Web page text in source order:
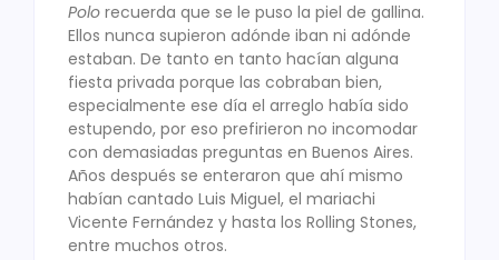
Polo recuerda que se le puso la piel de gallina.
Ellos nunca supieron adónde iban ni adónde
estaban. De tanto en tanto hacían alguna
fiesta privada porque las cobraban bien,
especialmente ese día el arreglo había sido
estupendo, por eso prefirieron no incomodar
con demasiadas preguntas en Buenos Aires.
Años después se enteraron que ahí mismo
habían cantado Luis Miguel, el mariachi
Vicente Fernández y hasta los Rolling Stones,
entre muchos otros.